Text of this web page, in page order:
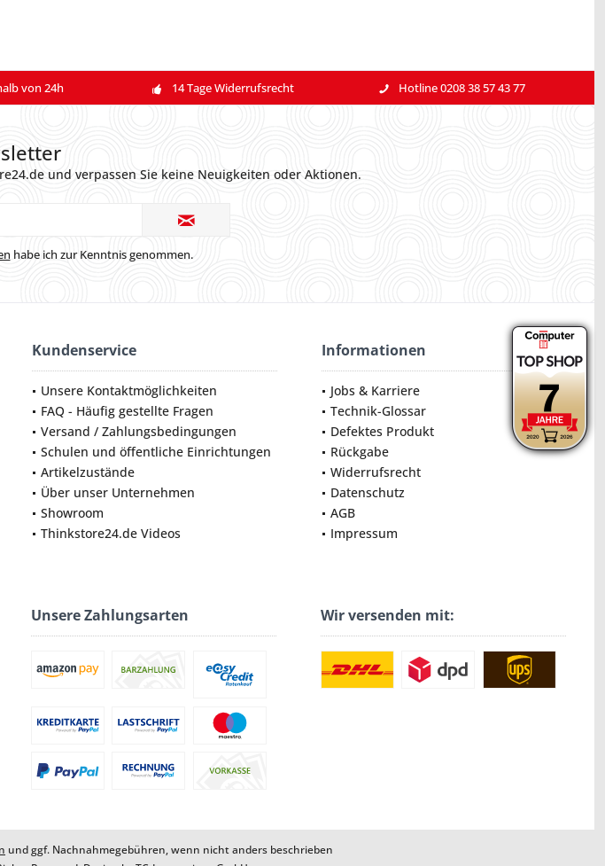
von 24h 14 Tage Widerrufsrecht Hotline 0208 38 57 43 77
und verpassen Sie keine Neuigkeiten oder Aktionen.
habe ich zur Kenntnis genommen.
Kundenservice
Unsere Kontaktmöglichkeiten
FAQ - Häufig gestellte Fragen
Versand / Zahlungsbedingungen
Schulen und öffentliche Einrichtungen
Artikelzustände
Über unser Unternehmen
Showroom
Thinkstore24.de Videos
Informationen
Jobs & Karriere
Technik-Glossar
Defektes Produkt
Rückgabe
Widerrufsrecht
Datenschutz
AGB
Impressum
Unsere Zahlungsarten Wir versenden mit:
und ggf. Nachnahmegebühren, wenn nicht anders beschrieben